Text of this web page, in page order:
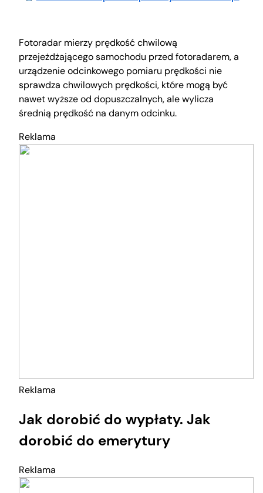
Fotoradar mierzy prędkość chwilową
przejeżdżającego samochodu przed fotoradarem, a
urządzenie odcinkowego pomiaru prędkości nie
sprawdza chwilowych prędkości, które mogą być
nawet wyższe od dopuszczalnych, ale wylicza
średnią prędkość na danym odcinku.
Reklama
Reklama
Jak dorobić do wypłaty. Jak
dorobić do emerytury
Reklama